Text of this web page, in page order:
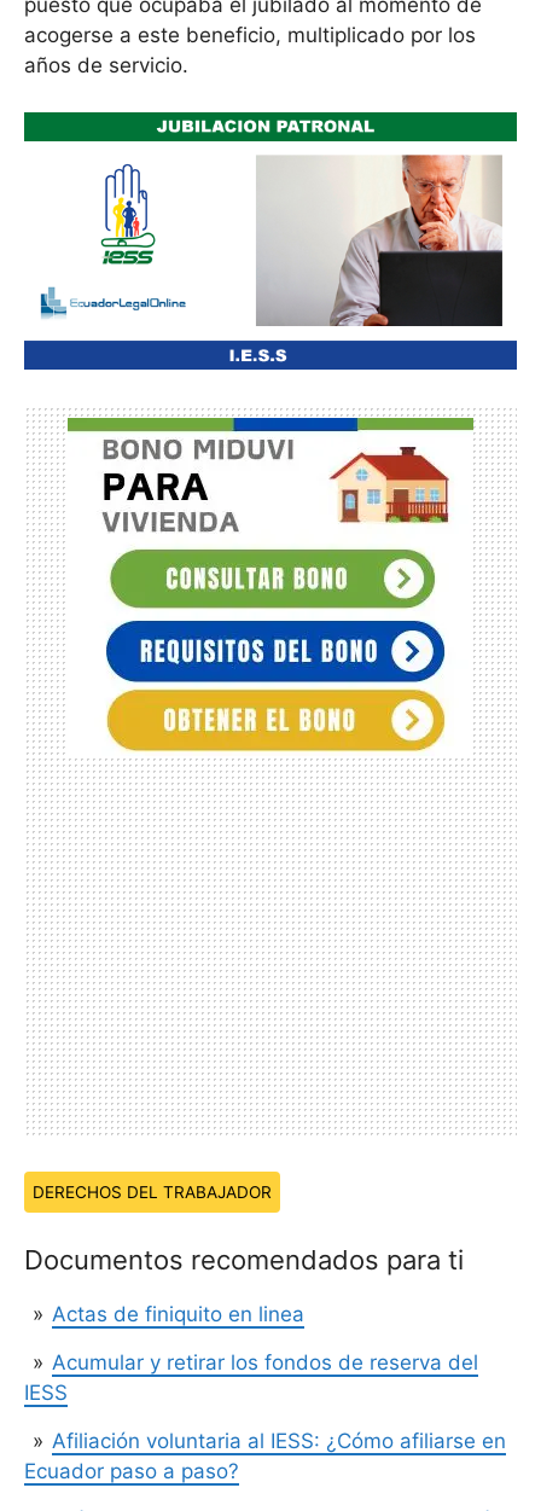
puesto que ocupaba el jubilado al momento de
acogerse a este beneficio, multiplicado por los
años de servicio.
Temas:
DERECHOS DEL TRABAJADOR
Documentos recomendados para ti
Actas de finiquito en linea
Acumular y retirar los fondos de reserva del
IESS
Afiliación voluntaria al IESS: ¿Cómo afiliarse en
Ecuador paso a paso?